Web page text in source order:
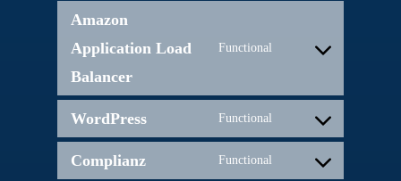
Amazon
Application Load
Balancer
Functional
service
WordPress
Functional
Complianz
Functional